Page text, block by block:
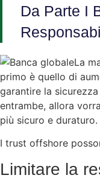
Da Parte I
La
primo è quello di
garantire la
entrambe, allora
più sicuro e duraturo.
I trust offshore
Limitare la